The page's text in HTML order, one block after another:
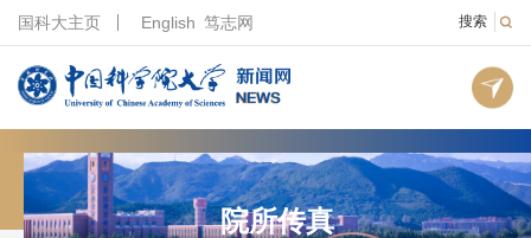
搜索
国科大主页 English 笃志网
院所传真